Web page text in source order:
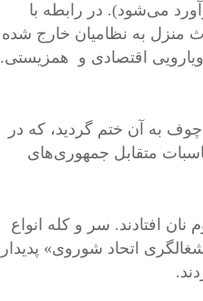
می‌شود). در رابطه با
منزل به نظامیان خارج شده
اقتصادی و همزیستی.
به آن ختم گردید، که در
اقتصادی در مناسبات متقابل جمهوری‌های
افتادند. سر و کله انواع
اتحاد شوروی» پدیدار